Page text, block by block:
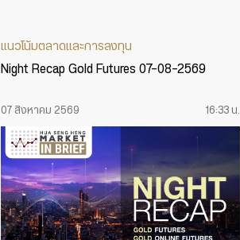
แนวโน้มตลาดและการลงทุน
Night Recap Gold Futures 07-08-2569
07 สิงหาคม 2569 16:33 น.